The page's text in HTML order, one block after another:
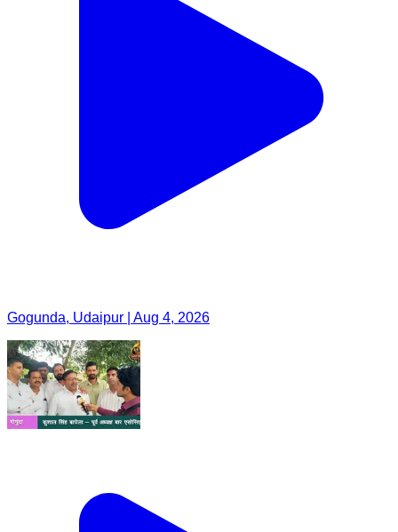
Gogunda, Udaipur | Aug 4, 2026